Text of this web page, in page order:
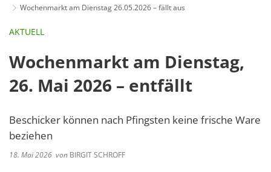
Wochenmarkt am Dienstag 26.05.2026 – fällt aus
AKTUELL
Wochenmarkt am Dienstag,
26. Mai 2026 – entfällt
Beschicker können nach Pfingsten keine frische Ware
beziehen
18. Mai 2026 von BIRGIT SCHROFF